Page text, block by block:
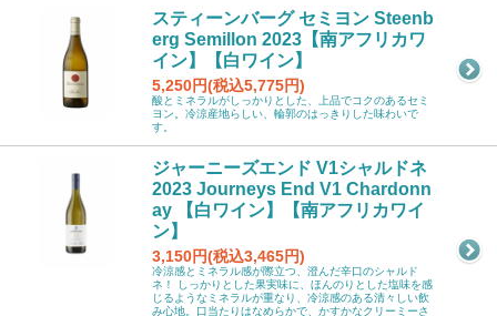
スティーンバーグ セミヨン Steenb
erg Semillon 2023【南アフリカワ
イン】【白ワイン】
5,250円(税込5,775円)
酸とミネラルがしっかりとした、上品でコクのあるセミ
ヨン。冷涼産地らしい、輪郭のはっきりした味わいで
す。
ジャーニーズエンド V1シャルドネ
2023 Journeys End V1 Chardonn
ay 【白ワイン】【南アフリカワイ
ン】
3,150円(税込3,465円)
冷涼感とミネラル感が際立つ、澄んだ辛口のシャルド
ネ！ しっかりとした果実味に、ほんのりとした塩味を感
じるようなミネラルが重なり、冷涼感のある清々しい飲
み心地。口当たりはなめらかで、かすかなクリーミーさ